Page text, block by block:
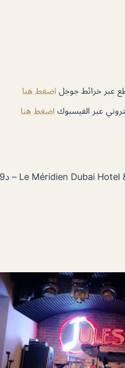
عبر خرائط جوجل اضغط هنا
عبر الفيسبوك اضغط هنا